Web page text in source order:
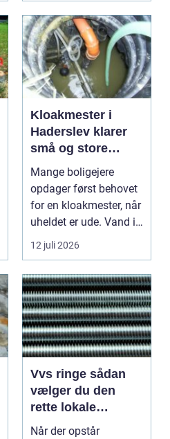
Kloakmester i
Haderslev klarer
små og store
akutte opgaver
Mange boligejere
opdager først behovet
for en kloakmester, når
uheldet er ude. Vand i
k...
12 juli 2026
Vvs ringe sådan
vælger du den
rette lokale
installatør
Når der opstår